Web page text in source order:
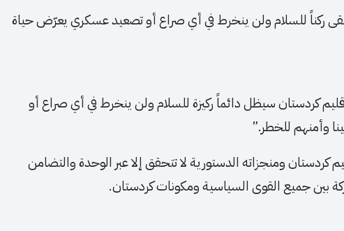
ركناً للسلام ولن ينخرط في أي صراع أو تصعيد عسكري يعرّض حياة
كردستان سيظل دائماً ركيزة للسلام ولن ينخرط في أي صراع أو
وأمنهم للخطر.”
كردستان ومنجزاته الدستورية لا تتحقق إلا عبر الوحدة والتضامن
بين جميع القوى السياسية ومكونات كردستان.